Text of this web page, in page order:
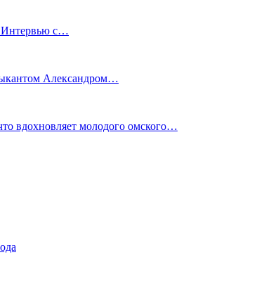
Интервью с…
Александром…
вдохновляет молодого омского…